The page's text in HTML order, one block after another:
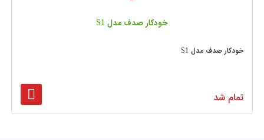
خودکار صدف مدل S1
خودکار صدف مدل S1
تمام شد